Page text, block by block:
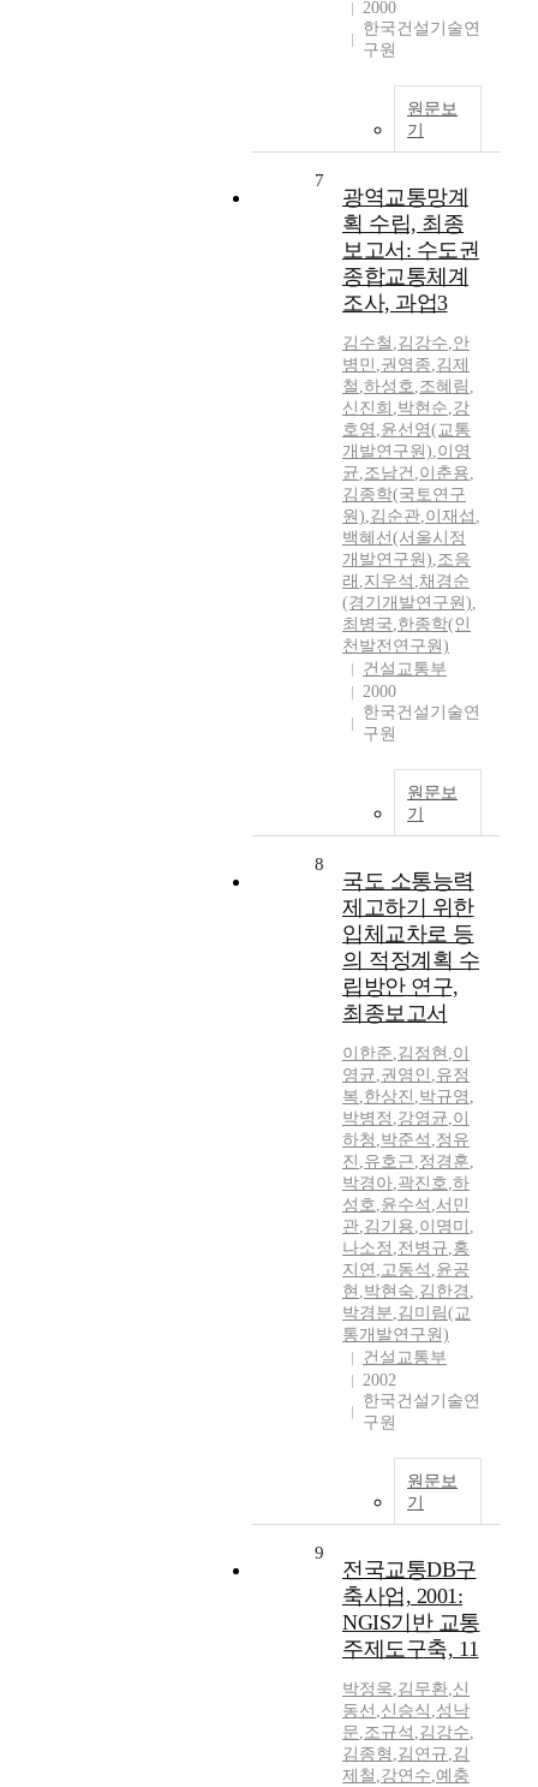
2000
한국건설기술연
구원
원문보
기
7
광역교통망계
획 수립, 최종
보고서: 수도권
종합교통체계
조사, 과업3
김수철 ,김강수,안
병민 ,권영종,김제
철 ,하성호,조혜림 ,
신진희 ,박현순,강
호영 ,윤선영(교통
개발연구원),이영
균,조남건 ,이춘용,
김종학(국토연구
원),김순관,이재섭 ,
백혜선(서울시정
개발연구원),조응
래 ,지우석 ,채경순
(경기개발연구원),
최병국,한종학(인
천발전연구원)
건설교통부
2000
한국건설기술연
구원
원문보
기
8
국도 소통능력
제고하기 위한
입체교차로 등
의 적정계획 수
립방안 연구,
최종보고서
이한준,김정현 ,이
영균,권영인 ,유정
복,한상진 ,박규영 ,
박병정 ,강영균,이
하청 ,박준석 ,정유
진 ,유호근,정경훈,
박경아,곽진호,하
성호,윤수석 ,서민
관,김기용,이명미 ,
나소정 ,전병규,홍
지연 ,고동석 ,윤공
현 ,박현숙,김한경 ,
박경분,김미림(교
통개발연구원)
건설교통부
2002
한국건설기술연
구원
원문보
기
9
전국교통DB구
축사업, 2001:
NGIS기반 교통
주제도구축, 11
박정욱,김무환,신
동선 ,신승식 ,성낙
문,조규석 ,김강수,
김종형 ,김연규,김
제철 ,강연수,예충